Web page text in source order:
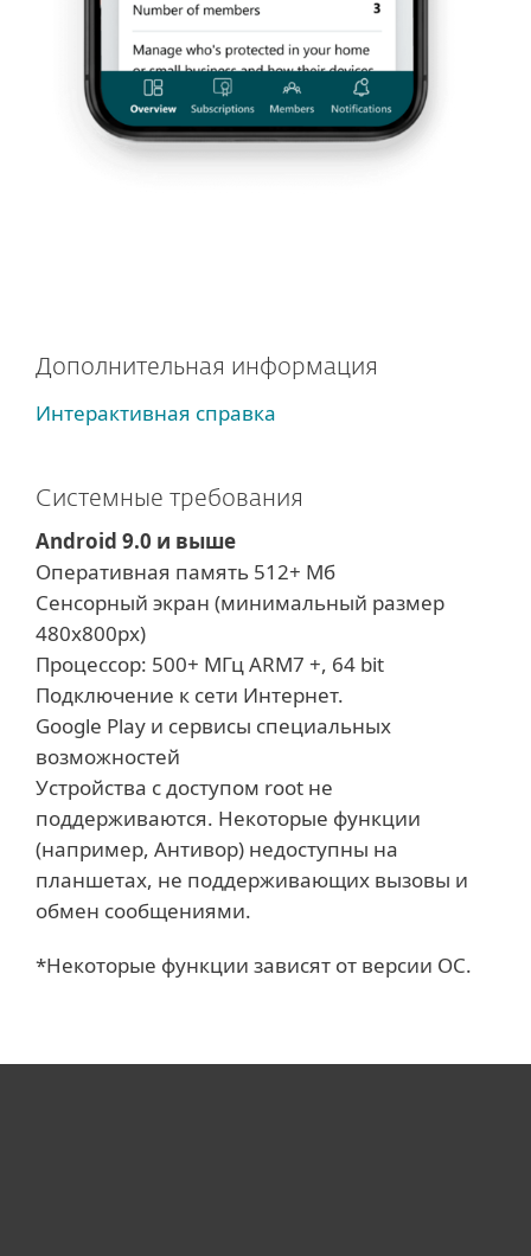
Дополнительная информация
Интерактивная справка
Системные требования
Android 9.0 и выше
Оперативная память 512+ Mб
Сенсорный экран (минимальный размер
480x800px)
Процессор: 500+ МГц ARM7 +, 64 bit
Подключение к сети Интернет.
Google Play и сервисы специальных
возможностей
Устройства с доступом root не
поддерживаются. Некоторые функции
(например, Антивор) недоступны на
планшетах, не поддерживающих вызовы и
обмен сообщениями.
*Некоторые функции зависят от версии ОС.